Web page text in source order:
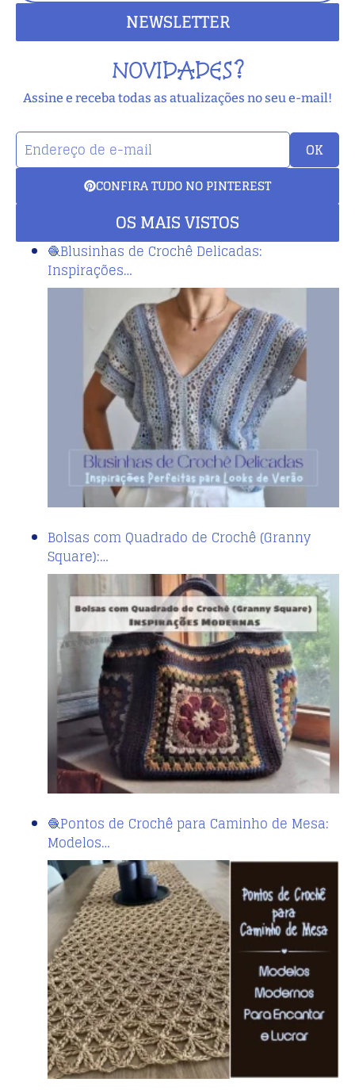
NEWSLETTER
NOVIDADES?
Assine e receba todas as atualizações no seu e-mail!
OK
CONFIRA TUDO NO PINTEREST
OS MAIS VISTOS
🧶Blusinhas de Crochê Delicadas:
Inspirações…
Bolsas com Quadrado de Crochê (Granny
Square):…
🧶Pontos de Crochê para Caminho de Mesa:
Modelos…